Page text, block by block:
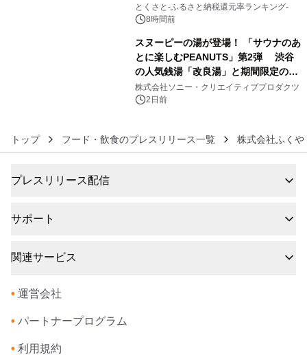
とくさと-ふるさと納税還元率ランキング-
8時間前
スヌーピーの湯が登場！ 「サウナのあ
とに楽しむPEANUTS」第2弾 渋谷
の人気銭湯「改良湯」と期間限定のコ
ラボレーション サウナイキタイコラ
ボグッズも発売決定！
株式会社ソニー・クリエイティブプロダクツ
2日前
トップ フード・飲食のプレスリリース一覧 株式会社ふくや
プレスリリース配信
サポート
関連サービス
• 運営会社
• パートナープログラム
• 利用規約